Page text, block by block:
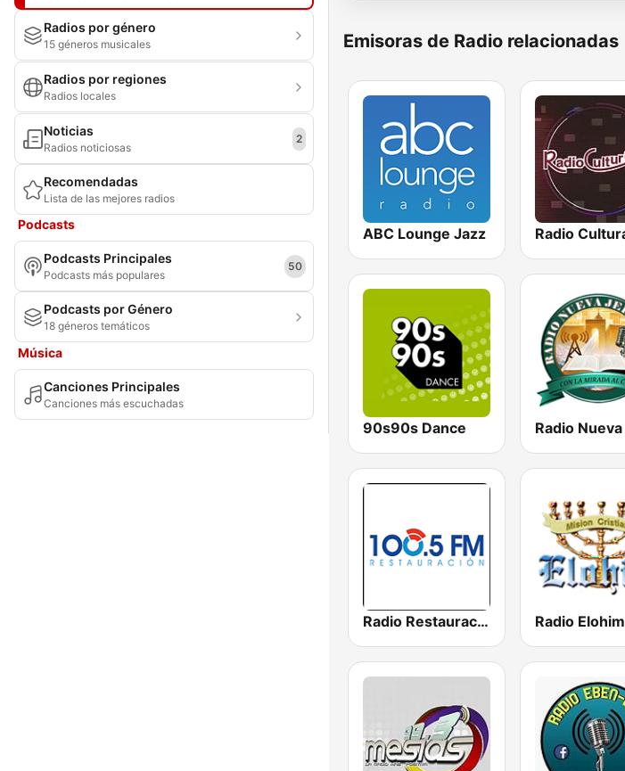
Radios por género
15 géneros musicales
Radios por regiones
Radios locales
Noticias
Radios noticiosas
2
Recomendadas
Lista de las mejores radios
Podcasts
Podcasts Principales
Podcasts más populares
50
Podcasts por Género
18 géneros temáticos
Música
Canciones Principales
Canciones más escuchadas
Emisoras de Radio relacionadas
ABC Lounge Jazz
90s90s Dance
Radio Restauracion Radio Elohim